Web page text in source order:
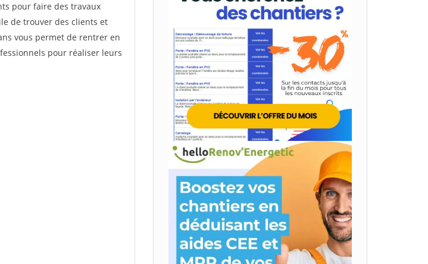
pour faire des travaux
de trouver des clients et
vous permet de rentrer en
pour réaliser leurs